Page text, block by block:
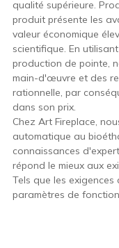
qualité supérieure.
produit présente les
valeur économique
scientifique. En
production de pointe,
main-d'œuvre et des
rationnelle, par
dans son prix.
Chez Art Fireplace,
automatique au
connaissances
répond le mieux aux
Tels que les
paramètres de